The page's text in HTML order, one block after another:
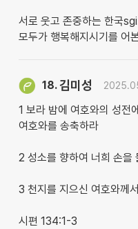
서로 웃고 존중하는 한국
모두가 행복해지시기를 어
18.김미성
1 보라 밤에 여호와의 성전
여호와를 송축하라
2 성소를 향하여 너희 손을
3 천지를 지으신 여호와께
시편 134:1-3